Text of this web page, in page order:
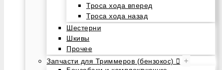
Троса хода вперед
Троса хода назад
Шестерни
Шкивы
Прочее
Запчасти для Триммеров (бензокос)
+